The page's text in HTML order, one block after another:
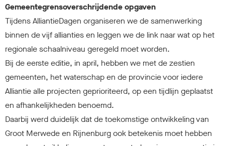
Gemeentegrensoverschrijdende opgaven
Tijdens AlliantieDagen organiseren we de samenwerking
binnen de vijf allianties en leggen we de link naar wat op het
regionale schaalniveau geregeld moet worden.
Bij de eerste editie, in april, hebben we met de zestien
gemeenten, het waterschap en de provincie voor iedere
Alliantie alle projecten geprioriteerd, op een tijdlijn geplaatst
en afhankelijkheden benoemd.
Daarbij werd duidelijk dat de toekomstige ontwikkeling van
Groot Merwede en Rijnenburg ook betekenis moet hebben